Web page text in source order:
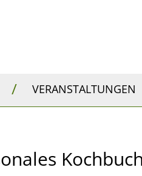
/ VERANSTALTUNGEN